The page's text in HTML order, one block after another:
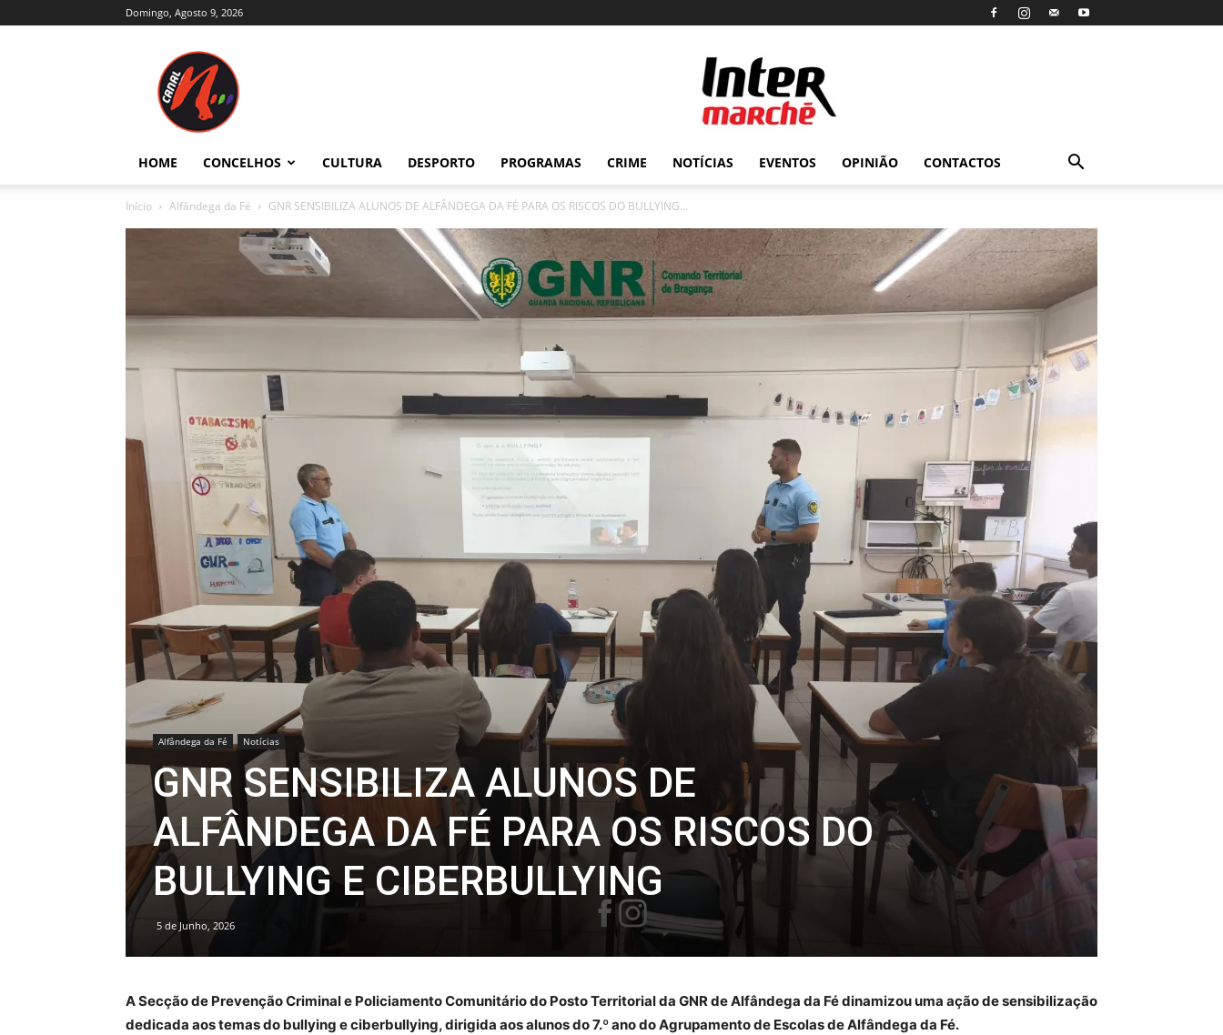
Domingo, Agosto 9, 2026
Trás-
e
Alto
Douro
HOME CONCELHOS CULTURA DESPORTO PROGRAMAS CRIME NOTÍCIAS EVENTOS OPINIÃO CONTACTOS
Início Alfândega da Fé GNR SENSIBILIZA ALUNOS DE ALFÂNDEGA DA FÉ PARA OS RISCOS DO BULLYING...
Alfândega da Fé Notícias
GNR SENSIBILIZA ALUNOS DE
ALFÂNDEGA DA FÉ PARA OS RISCOS DO
BULLYING E CIBERBULLYING
5 de Junho, 2026
A Secção de Prevenção Criminal e Policiamento Comunitário do Posto Territorial da GNR de Alfândega da Fé dinamizou uma ação de sensibilização
dedicada aos temas do bullying e ciberbullying, dirigida aos alunos do 7.º ano do Agrupamento de Escolas de Alfândega da Fé.